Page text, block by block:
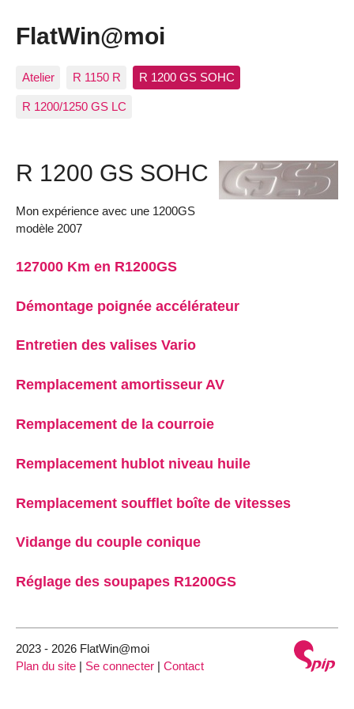
FlatWin@moi
Atelier R 1150 R R 1200 GS SOHC
R 1200/1250 GS LC
R 1200 GS SOHC
Mon expérience avec une 1200GS
modèle 2007
127000 Km en R1200GS
Démontage poignée accélérateur
Entretien des valises Vario
Remplacement amortisseur AV
Remplacement de la courroie
Remplacement hublot niveau huile
Remplacement soufflet boîte de vitesses
Vidange du couple conique
Réglage des soupapes R1200GS
2023 - 2026 FlatWin@moi
Plan du site | Se connecter | Contact